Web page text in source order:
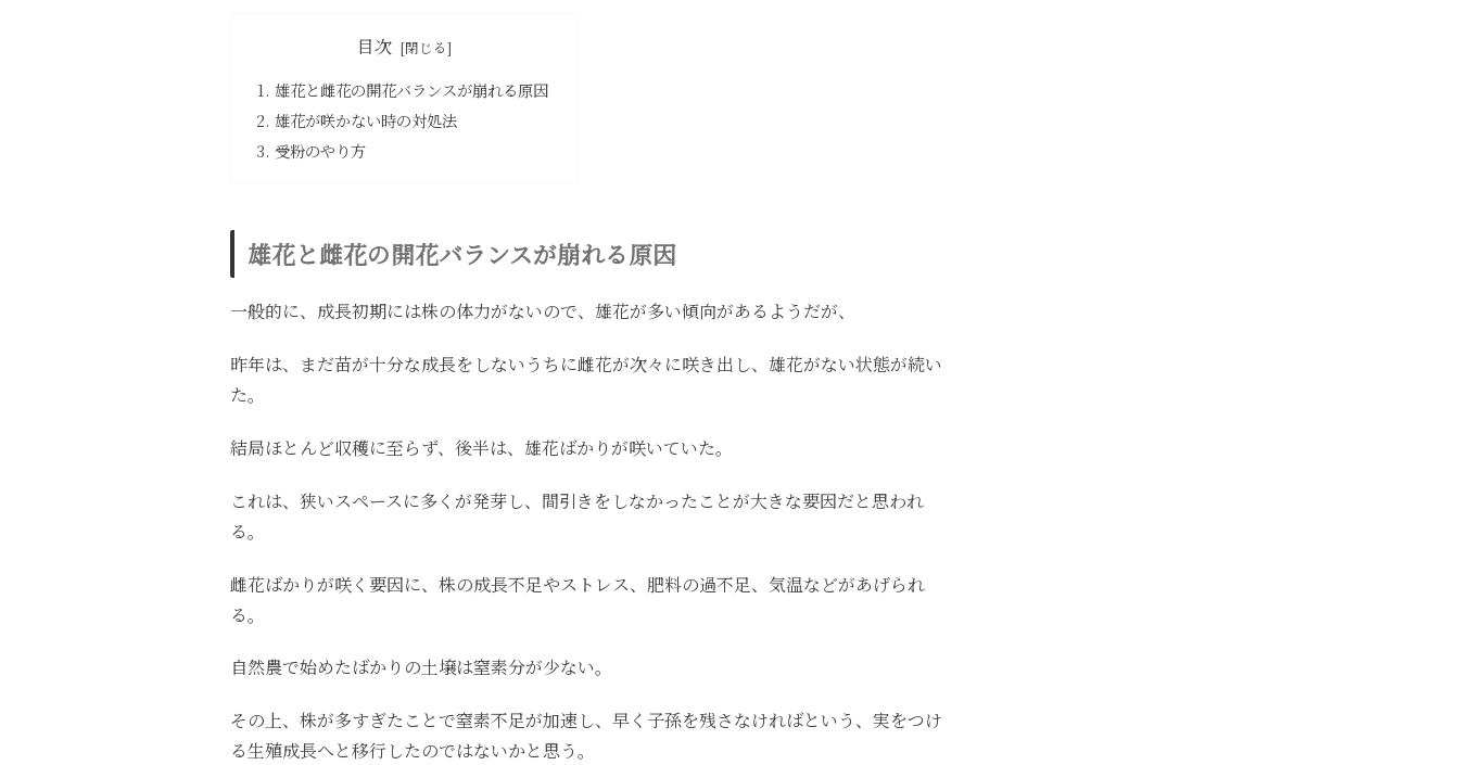
目次
雄花と雌花の開花バランスが崩れる原因
雄花が咲かない時の対処法
受粉のやり方
雄花と雌花の開花バランスが崩れる原因
一般的に、成長初期には株の体力がないので、雄花が多い傾向があるようだが、
昨年は、まだ苗が十分な成長をしないうちに雌花が次々に咲き出し、雄花がない状態が続い
た。
結局ほとんど収穫に至らず、後半は、雄花ばかりが咲いていた。
これは、狭いスペースに多くが発芽し、間引きをしなかったことが大きな要因だと思われ
る。
雌花ばかりが咲く要因に、株の成長不足やストレス、肥料の過不足、気温などがあげられ
る。
自然農で始めたばかりの土壌は窒素分が少ない。
その上、株が多すぎたことで窒素不足が加速し、早く子孫を残さなければという、実をつけ
る生殖成長へと移行したのではないかと思う。